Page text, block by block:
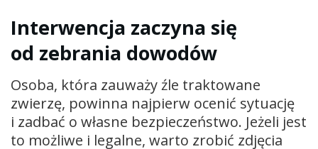
Interwencja zaczyna się
od zebrania dowodów
Osoba, która zauważy źle traktowane
zwierzę, powinna najpierw ocenić sytuację
i zadbać o własne bezpieczeństwo. Jeżeli jest
to możliwe i legalne, warto zrobić zdjęcia